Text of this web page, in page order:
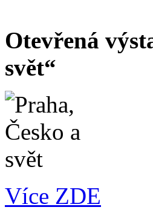
Otevřená
svět“
Více ZDE